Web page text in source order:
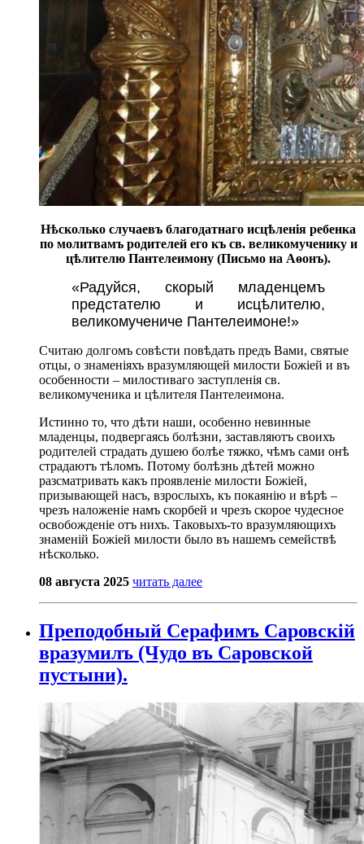
Нѣсколько случаевъ благодатнаго исцѣленія ребенка
по молитвамъ родителей его къ св. великомученику и
цѣлителю Пантелеимону (Письмо на Аѳонъ).
«Радуйся, скорый младенцемъ
предстателю и исцѣлителю,
великомучениче Пантелеимоне!»
Считаю долгомъ совѣсти повѣдать предъ Вами, святые
отцы, о знаменіяхъ вразумляющей милости Божіей и въ
особенности – милостиваго заступленія св.
великомученика и цѣлителя Пантелеимона.
Истинно то, что дѣти наши, особенно невинные
младенцы, подвергаясь болѣзни, заставляютъ своихъ
родителей страдать душею болѣе тяжко, чѣмъ сами онѣ
страдаютъ тѣломъ. Потому болѣзнь дѣтей можно
разсматривать какъ проявленіе милости Божіей,
призывающей насъ, взрослыхъ, къ покаянію и вѣрѣ –
чрезъ наложеніе намъ скорбей и чрезъ скорое чудесное
освобожденіе отъ нихъ. Таковыхъ-то вразумляющихъ
знаменій Божіей милости было въ нашемъ семействѣ
нѣсколько.
08 августа 2025 читать далее
Преподобный Серафимъ Саровскій
вразумилъ (Чудо въ Саровской
пустыни).